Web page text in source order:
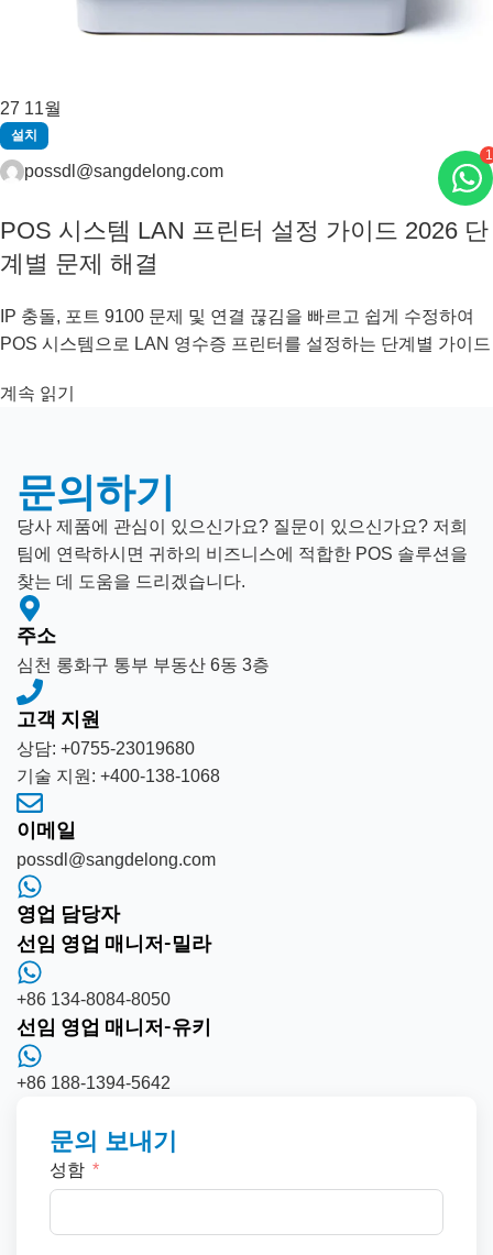
27 11월
설치
possdl@sangdelong.com
POS 시스템 LAN 프린터 설정 가이드 2026 단
계별 문제 해결
IP 충돌, 포트 9100 문제 및 연결 끊김을 빠르고 쉽게 수정하여
POS 시스템으로 LAN 영수증 프린터를 설정하는 단계별 가이드
계속 읽기
문의하기
당사 제품에 관심이 있으신가요? 질문이 있으신가요? 저희
팀에 연락하시면 귀하의 비즈니스에 적합한 POS 솔루션을
찾는 데 도움을 드리겠습니다.
주소
심천 롱화구 통부 부동산 6동 3층
고객 지원
상담: +0755-23019680
기술 지원: +400-138-1068
이메일
possdl@sangdelong.com
영업 담당자
선임 영업 매니저-밀라
+86 134-8084-8050
선임 영업 매니저-유키
+86 188-1394-5642
문의 보내기
성함
1